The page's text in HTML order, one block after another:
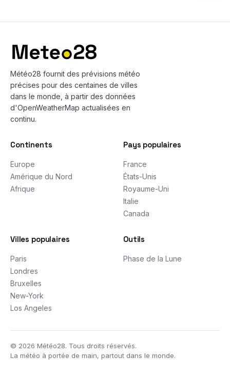
Météo28 fournit des prévisions météo
précises pour des centaines de villes
dans le monde, à partir des données
d'OpenWeatherMap actualisées en
continu.
Continents
Europe
Amérique du Nord
Afrique
Pays populaires
France
États-Unis
Royaume-Uni
Italie
Canada
Villes populaires
Paris
Londres
Bruxelles
New-York
Los Angeles
Outils
Phase de la Lune
© 2026 Météo28. Tous droits réservés.
La météo à portée de main, partout dans le monde.